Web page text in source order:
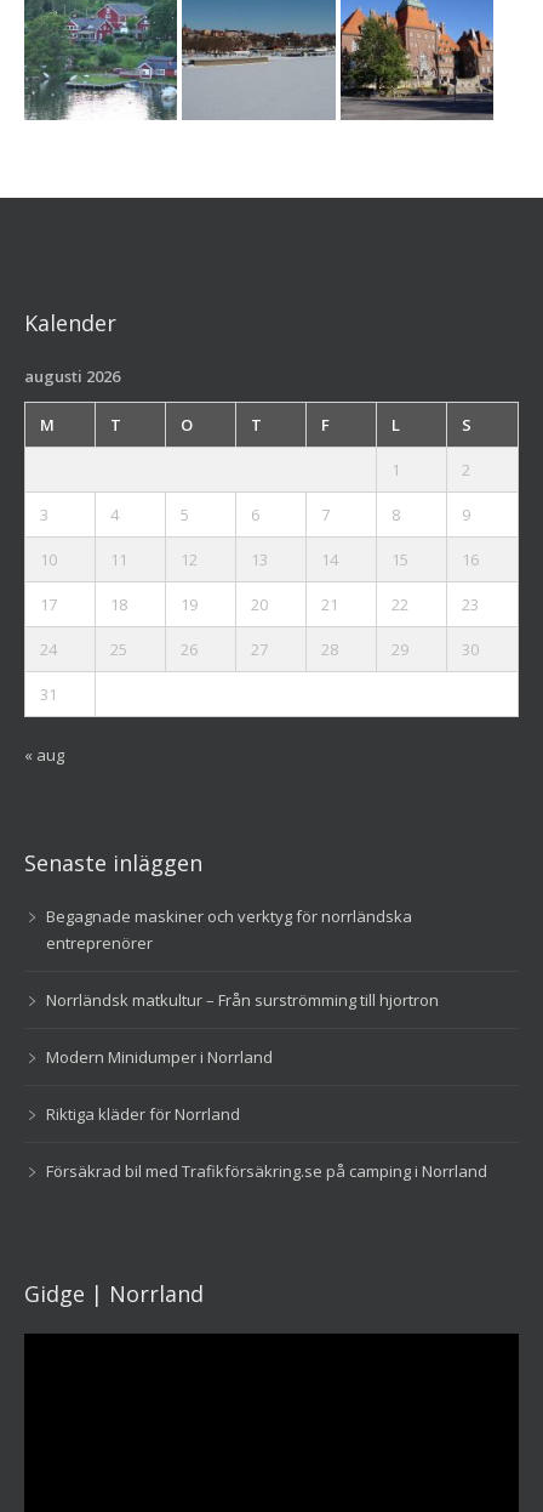
Kalender
augusti 2026
M T O T F L S
1 2
3 4 5 6 7 8 9
10 11 12 13 14 15 16
17 18 19 20 21 22 23
24 25 26 27 28 29 30
31
« aug
Senaste inläggen
Begagnade maskiner och verktyg för norrländska
entreprenörer
Norrländsk matkultur – Från surströmming till hjortron
Modern Minidumper i Norrland
Riktiga kläder för Norrland
Försäkrad bil med Trafikförsäkring.se på camping i Norrland
Gidge | Norrland